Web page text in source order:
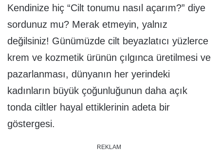
Kendinize hiç “Cilt tonumu nasıl açarım?” diye
sordunuz mu? Merak etmeyin, yalnız
değilsiniz! Günümüzde cilt beyazlatıcı yüzlerce
krem ve kozmetik ürünün çılgınca üretilmesi ve
pazarlanması, dünyanın her yerindeki
kadınların büyük çoğunluğunun daha açık
tonda ciltler hayal ettiklerinin adeta bir
göstergesi.
REKLAM